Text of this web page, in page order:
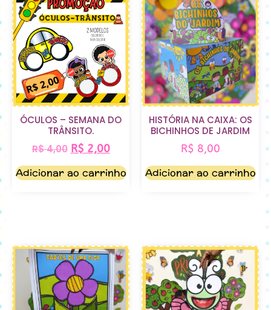
ÓCULOS – SEMANA DO
TRÂNSITO.
R$4,00 R$ 2,00
Adicionar ao carrinho
HISTÓRIA NA CAIXA: OS
BICHINHOS DE JARDIM
R$ 8,00
Adicionar ao carrinho